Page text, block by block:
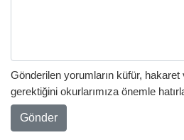
Gönderilen yorumların küfür,
gerektiğini okurlarımıza önemle
Gönder